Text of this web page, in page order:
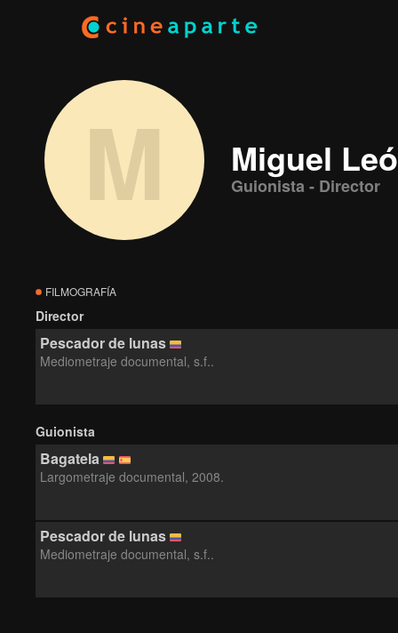
M Miguel
Guionista - Director
FILMOGRAFÍA
Director
Pescador de lunas
Mediometraje documental, s.f..
Guionista
Bagatela
Largometraje documental, 2008.
Pescador de lunas
Mediometraje documental, s.f..